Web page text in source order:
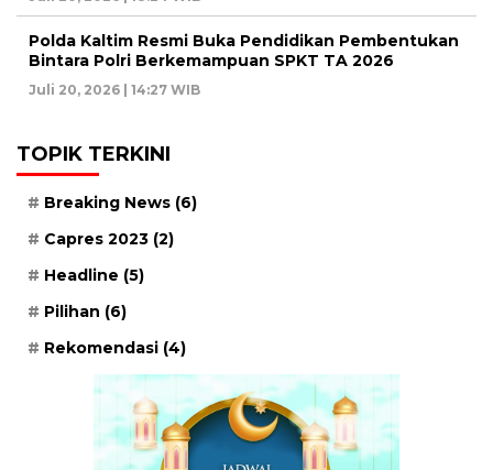
Polda Kaltim Resmi Buka Pendidikan Pembentukan
Bintara Polri Berkemampuan SPKT TA 2026
Juli 20, 2026 | 14:27 WIB
TOPIK TERKINI
Breaking News (6)
Capres 2023 (2)
Headline (5)
Pilihan (6)
Rekomendasi (4)